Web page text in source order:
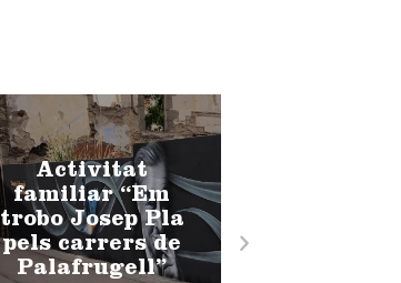
Activitat
familiar “Em
trobo Josep Pla
pels carrers de
Palafrugell”